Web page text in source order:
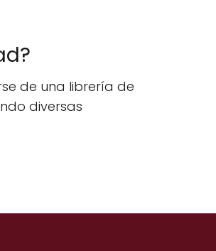
de una librería de
diversas